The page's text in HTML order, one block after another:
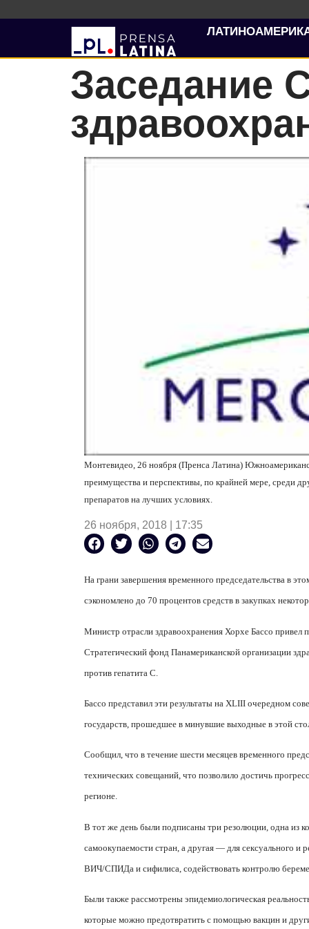
Заседание
Монтевидео, 26 ноября (Пренса Латина)
преимущества и перспективы, по крайней мере, среди
препаратов на лучших условиях.
26 ноября, 2018 | 17:35
На грани завершения временного председательства в
сэкономлено до 70 процентов средств в закупках
Министр отрасли здравоохранения Хорхе Бассо привел
Стратегический фонд Панамериканской организации
против гепатита С.
Бассо представил эти результаты на XLIII очередном
государств, прошедшее в минувшие выходные в этой
Сообщил, что в течение шести месяцев временного
технических совещаний, что позволило достичь
регионе.
В тот же день были подписаны три резолюции, одна из
самоокупаемости стран, а другая — для сексуального
ВИЧ/СПИДа и сифилиса, содействовать контролю
Были также рассмотрены эпидемиологическая
которые можно предотвратить с помощью вакцин и